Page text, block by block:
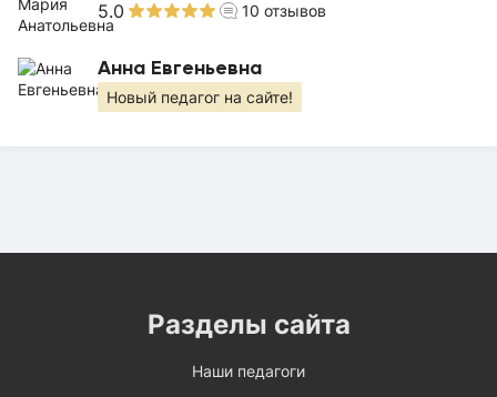
5.0 10 отзывов
Анна Евгеньевна
Новый педагог на сайте!
Разделы сайта
Наши педагоги